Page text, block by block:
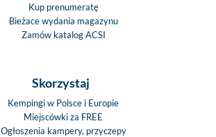
Kup prenumeratę
Bieżace wydania magazynu
Zamów katalog ACSI
Skorzystaj
Kempingi w Polsce i Europie
Miejscówki za FREE
Ogłoszenia kampery, przyczepy